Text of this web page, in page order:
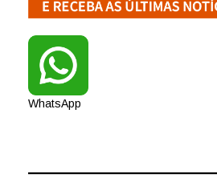
WhatsApp